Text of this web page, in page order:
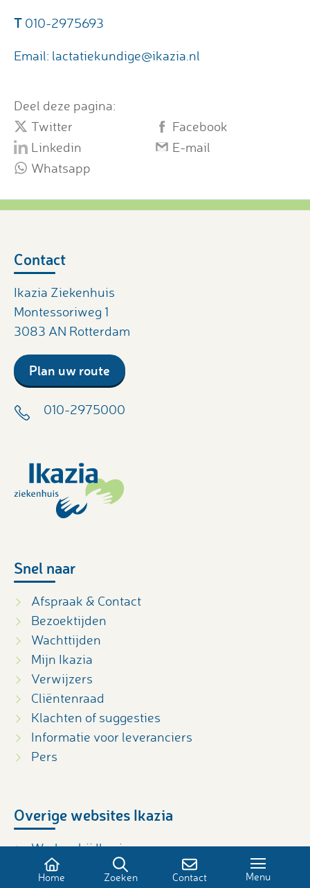
T 010-2975693
Email: lactatiekundige@ikazia.nl
Deel deze pagina:
Twitter
Facebook
Linkedin
E-mail
Whatsapp
Contact
Ikazia Ziekenhuis
Montessoriweg 1
3083 AN Rotterdam
Plan uw route
010-2975000
Snel naar
Afspraak & Contact
Bezoektijden
Wachttijden
Mijn Ikazia
Verwijzers
Cliëntenraad
Klachten of suggesties
Informatie voor leveranciers
Pers
Overige websites Ikazia
Werken bij Ikazia
Vrienden van Ikazia
Home Zoeken Contact Menu